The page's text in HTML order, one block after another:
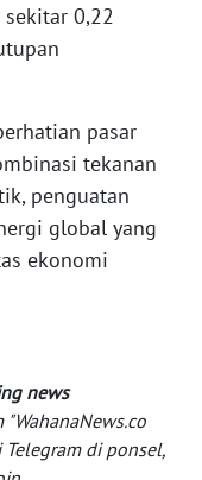
0,22
pasar
tekanan
penguatan
global yang
ekonomi
news
"WahanaNews.co
di ponsel,